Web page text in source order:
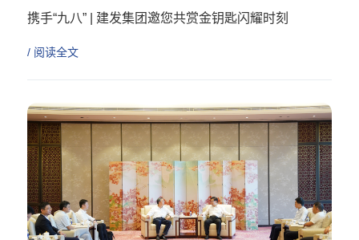
携手“九八” | 建发集团邀您共赏金钥匙闪耀时刻
/ 阅读全文